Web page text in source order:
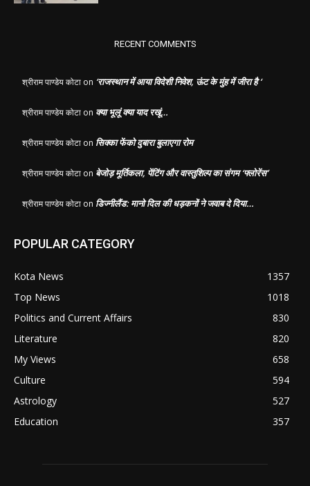
RECENT COMMENTS
श्रीराम पाण्डेय कोटा on ‘राजस्थान में आया विदेशी निवेश, ऊंट के मुंह में जीरा है ‘
श्रीराम पाण्डेय कोटा on क्या भूलूं क्या याद रखूं…
श्रीराम पाण्डेय कोटा on सिक्का फेंको दुबारा बुलाएगा रोम
श्रीराम पाण्डेय कोटा on बेजोड़ मूर्तिकला, पेंटिंग और वास्तुशिल्प का संगम ‘फ्लोरेंस’
श्रीराम पाण्डेय कोटा on डिज्नीलैंड: मानो दिल की धड़कनों ने जवाब दे दिया…
POPULAR CATEGORY
Kota News
1357
Top News
1018
Politics and Current Affairs
830
Literature
820
My Views
658
Culture
594
Astrology
527
Education
357